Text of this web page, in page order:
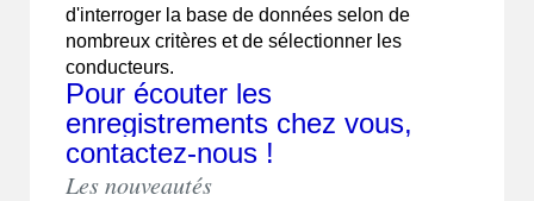
d'interroger la base de données selon de
nombreux critères et de sélectionner les
conducteurs.
Pour écouter les
enregistrements chez vous,
contactez-nous !
Les nouveautés